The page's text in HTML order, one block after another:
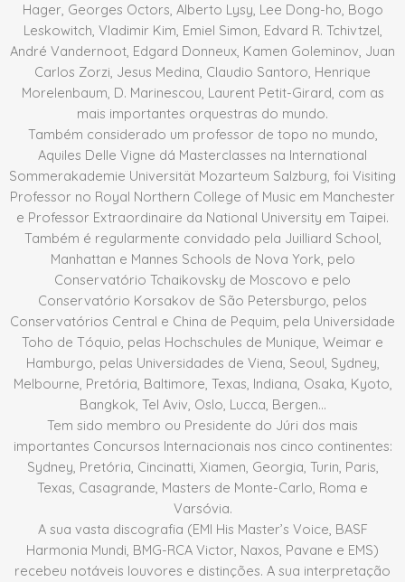
Hager, Georges Octors, Alberto Lysy, Lee Dong-ho, Bogo
Leskowitch, Vladimir Kim, Emiel Simon, Edvard R. Tchivtzel,
André Vandernoot, Edgard Donneux, Kamen Goleminov, Juan
Carlos Zorzi, Jesus Medina, Claudio Santoro, Henrique
Morelenbaum, D. Marinescou, Laurent Petit-Girard, com as
mais importantes orquestras do mundo.
Também considerado um professor de topo no mundo,
Aquiles Delle Vigne dá Masterclasses na International
Sommerakademie Universität Mozarteum Salzburg, foi Visiting
Professor no Royal Northern College of Music em Manchester
e Professor Extraordinaire da National University em Taipei.
Também é regularmente convidado pela Juilliard School,
Manhattan e Mannes Schools de Nova York, pelo
Conservatório Tchaikovsky de Moscovo e pelo
Conservatório Korsakov de São Petersburgo, pelos
Conservatórios Central e China de Pequim, pela Universidade
Toho de Tóquio, pelas Hochschules de Munique, Weimar e
Hamburgo, pelas Universidades de Viena, Seoul, Sydney,
Melbourne, Pretória, Baltimore, Texas, Indiana, Osaka, Kyoto,
Bangkok, Tel Aviv, Oslo, Lucca, Bergen…
Tem sido membro ou Presidente do Júri dos mais
importantes Concursos Internacionais nos cinco continentes:
Sydney, Pretória, Cincinatti, Xiamen, Georgia, Turin, Paris,
Texas, Casagrande, Masters de Monte-Carlo, Roma e
Varsóvia.
A sua vasta discografia (EMI His Master’s Voice, BASF
Harmonia Mundi, BMG-RCA Victor, Naxos, Pavane e EMS)
recebeu notáveis louvores e distinções. A sua interpretação